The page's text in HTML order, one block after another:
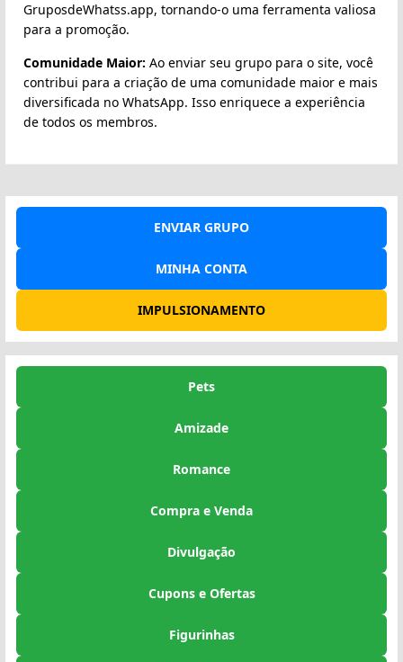
GruposdeWhatss.app, tornando-o uma ferramenta valiosa
para a promoção.
Comunidade Maior: Ao enviar seu grupo para o site, você
contribui para a criação de uma comunidade maior e mais
diversificada no WhatsApp. Isso enriquece a experiência
de todos os membros.
ENVIAR GRUPO
MINHA CONTA
IMPULSIONAMENTO
Pets
Amizade
Romance
Compra e Venda
Divulgação
Cupons e Ofertas
Figurinhas